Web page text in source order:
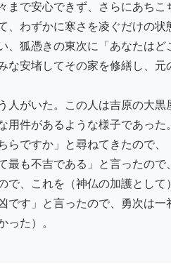
まで安心できず、さらにあち
、わずかに寒さを凌ぐだけの
、狐憑きの東次に「あなたは
な安堵してその家を修繕し、
人がいた。この人は吉原の大
用件があるような様子であっ
らですか」と尋ねてきたので
最も不吉である」と言ったの
で、これを（神仏の加護とし
です」と言ったので、勇次は
った）。